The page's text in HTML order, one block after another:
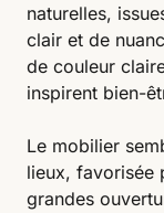
naturelles,
clair et de
de couleur
inspirent bien-
Le mobilier
lieux, favorisée
grandes